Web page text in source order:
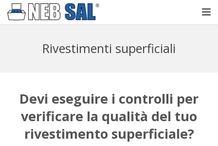
Laboratorio accreditato
Rivestimenti superficiali
Devi eseguire i controlli per
verificare la qualità del tuo
rivestimento superficiale?